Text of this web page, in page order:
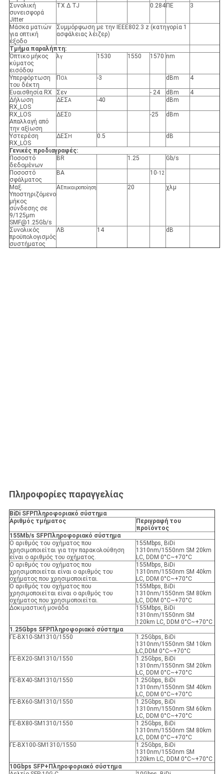
Συνολική
συνεισφορά
Jitter
TX Δ TJ 0.284 ΠΕ 3
Μάσκα ματιών
για οπτική
έξοδο
Συμμόρφωση με την IEEE802.3 z (κατηγορία 1
ασφάλειας λέιζερ)
Τμήμα παραλήπτη:
Όπτικο μήκος
κύματος
εισόδου
λγ 1530 1550 1570 nm
Υπερφόρτωση
του δέκτη
Π Ολ -3 dBm 4
Ευαισθησία RX Σεν - 24 dBm
4
Δήλωση
RX_LOS
ΔΕΣΑ -40 dBm
RX_LOS
Απαλλαγή από
την αξίωση
ΔΕΣ D -25 dBm
Υστερέση
RX_LOS
ΔΕΣ H 0.5 dB
Γενικές προδιαγραφές:
Ποσοστό
δεδομένων
BR 1.25 Gb/s
Ποσοστό
σφάλματος
ΒΑ 10-12
Μαξ.
Υποστηριζόμενο
μήκος
σύνδεσης σε
9/125μm
SMF@1.25Gb/s
ΑΕπικαιροποίηση 20 χλμ
Συνολικός
προϋπολογισμός
συστήματος
ΛΒ 14 dB
Πληροφορίες παραγγελίας
BiDi SFPΠληροφοριακό σύστημα
Αριθμός τμήματος
Περιγραφή του
προϊόντος
155Mb/s SFPΠληροφοριακό σύστημα
Ο αριθμός του οχήματος που
χρησιμοποιείται για την παρακολούθηση
είναι ο αριθμός του οχήματος.
155Mbps, BiDi
1310nm/1550nm SM 20km
LC, DDM 0°C~+70°C
Ο αριθμός του οχήματος που
χρησιμοποιείται είναι ο αριθμός του
οχήματος που χρησιμοποιείται.
155Mbps, BiDi
1310nm/1550nm SM 40km
LC, DDM 0°C~+70°C
Ο αριθμός του οχήματος που
χρησιμοποιείται είναι ο αριθμός του
οχήματος που χρησιμοποιείται.
155Mbps, BiDi
1310nm/1550nm SM 80km
LC, DDM 0°C~+70°C
Δοκιμαστική μονάδα
155Mbps, BiDi
1310nm/1550nm SM
120km LC, DDM 0°C~+70°C
1.25Gbps SFPΠληροφοριακό σύστημα
ΓΕ-ΒX10-SM1310/1550
1.25Gbps, BiDi
1310nm/1550nm SM 10km
LC,DDM 0°C~+70°C
ΓΕ-ΒΧ20-SM1310/1550
1.25Gbps, BiDi
1310nm/1550nm SM 20km
LC, DDM 0°C~+70°C
ΓΕ-ΒΧ40-SM1310/1550
1.25Gbps, BiDi
1310nm/1550nm SM 40km
LC, DDM 0°C~+70°C
ΓΕ-ΒΧ60-SM1310/1550
1.25Gbps, BiDi
1310nm/1550nm SM 60km
LC, DDM 0°C~+70°C
ΓΕ-ΒΧ80-SM1310/1550
1.25Gbps, BiDi
1310nm/1550nm SM 80km
LC, DDM 0°C~+70°C
ΓΕ-ΒΧ100-SM1310/1550
1.25Gbps, BiDi
1310nm/1550nm SM
120km LC, DDM 0°C~+70°C
10Gbps SFP+ Πληροφοριακό σύστημα